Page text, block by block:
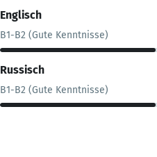
Englisch
B1-B2 (Gute Kenntnisse)
Russisch
B1-B2 (Gute Kenntnisse)